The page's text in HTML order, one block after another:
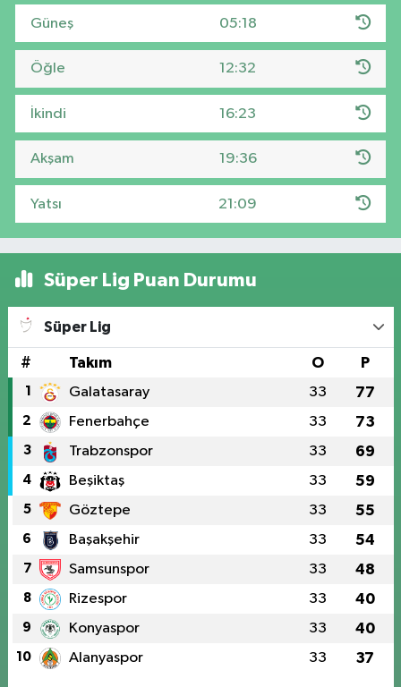
Güneş 05:18
Öğle 12:32
İkindi 16:23
Akşam 19:36
Yatsı 21:09
Süper Lig Puan Durumu
Süper Lig
# Takım O P
1 Galatasaray 33 77
2 Fenerbahçe 33 73
3 Trabzonspor 33 69
4 Beşiktaş 33 59
5 Göztepe 33 55
6 Başakşehir 33 54
7 Samsunspor 33 48
8 Rizespor 33 40
9 Konyaspor 33 40
10 Alanyaspor 33 37